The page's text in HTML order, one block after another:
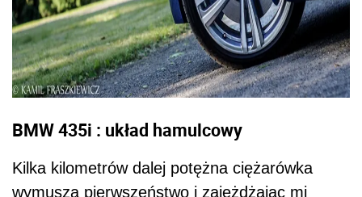
BMW 435i : układ hamulcowy
Kilka kilometrów dalej potężna ciężarówka
wymusza pierwszeństwo i zajeżdżając mi